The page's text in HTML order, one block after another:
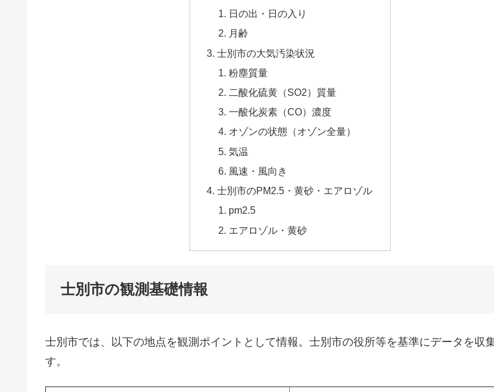
日の出・日の入り
月齢
士別市の大気汚染状況
粉塵質量
二酸化硫黄（SO2）質量
一酸化炭素（CO）濃度
オゾンの状態（オゾン全量）
気温
風速・風向き
士別市のPM2.5・黄砂・エアロゾル
pm2.5
エアロゾル・黄砂
士別市の観測基礎情報
士別市では、以下の地点を観測ポイントとして情報。士別市の役所等を基準にデータを収
す。